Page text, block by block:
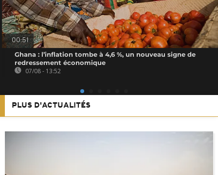
00:51
Ghana : l’inflation tombe à 4,6 %, un nouveau signe de
redressement économique
07/08 - 13:52
PLUS D'ACTUALITÉS